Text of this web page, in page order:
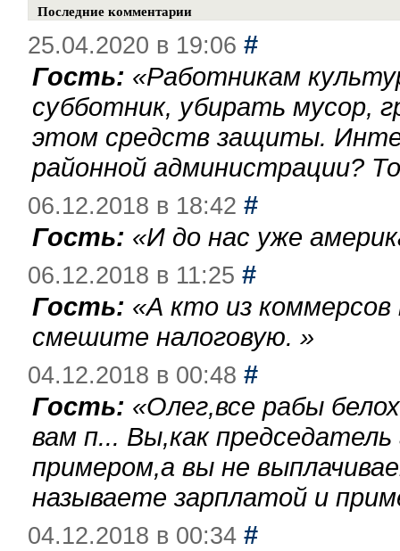
Последние комментарии
25.04.2020 в 19:06 #
Гость: «Работникам
субботник, убирать мусор,
этом средств защиты.
районной администрации?
06.12.2018 в 18:42 #
Гость: «И до нас уже
06.12.2018 в 11:25 #
Гость: «А кто из
смешите налоговую. »
04.12.2018 в 00:48 #
Гость: «Олег,все рабы
вам п... Вы,как
примером,а вы не
называете зарплатой и
04.12.2018 в 00:34 #